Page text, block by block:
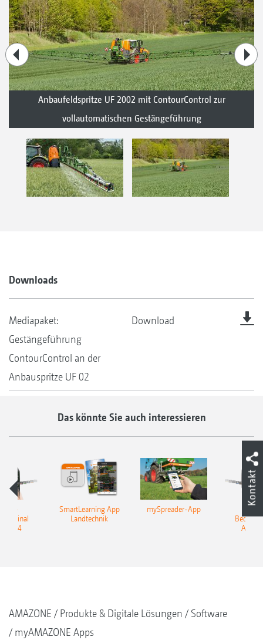
Anbaufeldspritze UF 2002 mit ContourControl zur
vollautomatischen Gestängeführung
Downloads
Mediapaket:
Gestängeführung
ContourControl an der
Anbauspritze UF 02
Download
Das könnte Sie auch interessieren
4
SmartLearning App
Landtechnik
mySpreader-App
AMAZONE Produkte & Digitale Lösungen
Software
myAMAZONE Apps
Kontakt